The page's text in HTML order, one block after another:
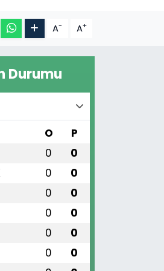
A- A+
Durumu
O P
0 0
0 0
0 0
0 0
0 0
0 0